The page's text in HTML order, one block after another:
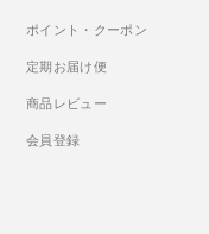
ポイント・クーポン
定期お届け便
商品レビュー
会員登録